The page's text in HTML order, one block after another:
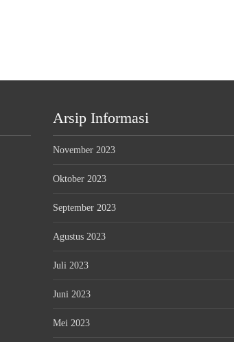
Arsip Informasi
November 2023
Oktober 2023
September 2023
Agustus 2023
Juli 2023
Juni 2023
Mei 2023